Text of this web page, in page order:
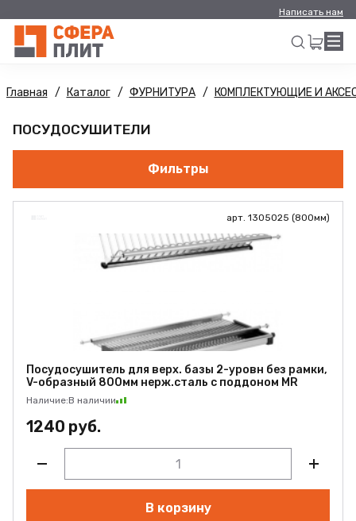
Написать нам
Искать
Главная Каталог ФУРНИТУРА КОМПЛЕКТУЮЩИЕ И
ПОСУДОСУШИТЕЛИ
Фильтры
арт. 1305025 (800мм)
Посудосушитель для верх. базы 2-уровн без рамки,
V-образный 800мм нерж.сталь с поддоном MR
Наличие:В наличии
1240 руб.
В корзину